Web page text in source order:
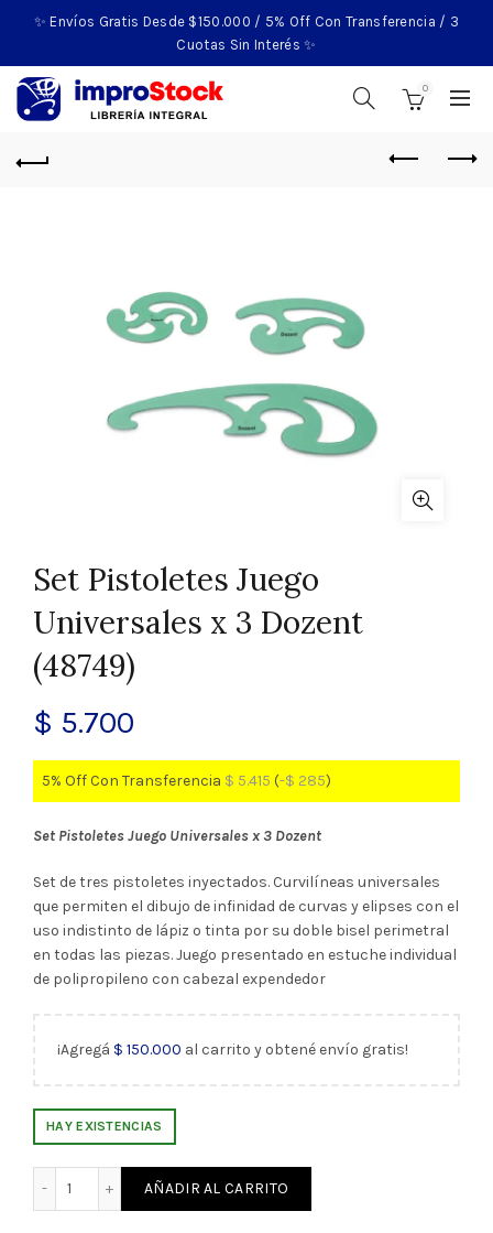
✨ Envíos Gratis Desde $150.000 / 5% Off Con Transferencia / 3
Cuotas Sin Interés ✨
0
Set Pistoletes Juego
Universales x 3 Dozent
(48749)
$ 5.700
5% Off Con Transferencia $ 5.415 (-$ 285)
Set Pistoletes Juego Universales x 3 Dozent
Set de tres pistoletes inyectados. Curvilíneas universales
que permiten el dibujo de infinidad de curvas y elipses con el
uso indistinto de lápiz o tinta por su doble bisel perimetral
en todas las piezas. Juego presentado en estuche individual
de polipropileno con cabezal expendedor
¡Agregá $ 150.000 al carrito y obtené envío gratis!
HAY EXISTENCIAS
Set Pistoletes Juego Universales x 3 Dozent (48749)
AÑADIR AL CARRITO